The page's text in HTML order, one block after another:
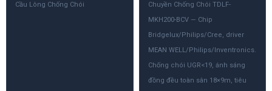
Cầu Lông Chống Chói
Chuyền Chống Chói TDLF-
MKH200-BCV — Chip
Bridgelux/Philips/Cree, driver
MEAN WELL/Philips/Inventronics.
Chống chói UGR<19, ánh sáng
đồng đều toàn sân 18×9m, tiêu